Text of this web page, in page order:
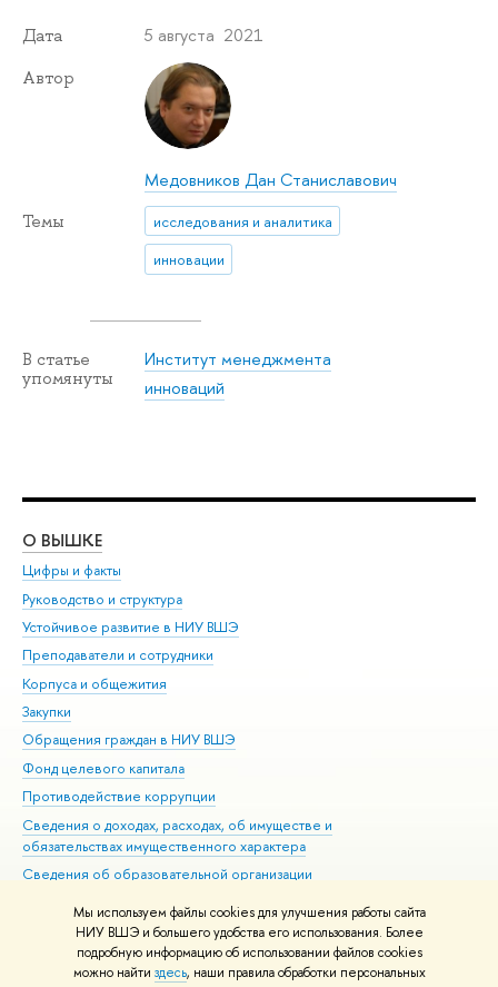
Мы используем файлы cookies для улучшения работы сайта
НИУ ВШЭ и большего удобства его использования. Более
подробную информацию об использовании файлов cookies
можно найти здесь, наши правила обработки персональных
Дата 5 августа 2021
Автор
Медовников Дан Станиславович
Темы
исследования и аналитика
инновации
В статье
упомянуты
Институт менеджмента
инноваций
О ВЫШКЕ
Цифры и факты
Руководство и структура
Устойчивое развитие в НИУ ВШЭ
Преподаватели и сотрудники
Корпуса и общежития
Закупки
Обращения граждан в НИУ ВШЭ
Фонд целевого капитала
Противодействие коррупции
Сведения о доходах, расходах, об имуществе и
обязательствах имущественного характера
Сведения об образовательной организации
Людям с ограниченными возможностями здоровья
Единая платежная страница
Работа в Вышке